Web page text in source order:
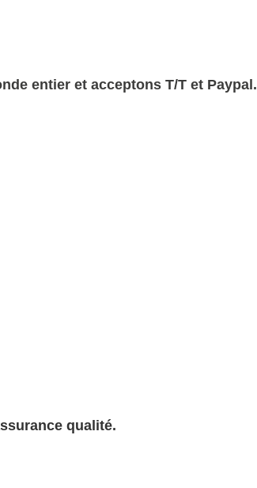
entier et acceptons T/T et Paypal.
qualité.